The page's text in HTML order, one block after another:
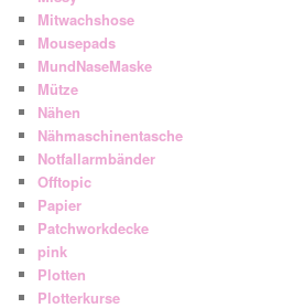
Mitwachshose
Mousepads
MundNaseMaske
Mütze
Nähen
Nähmaschinentasche
Notfallarmbänder
Offtopic
Papier
Patchworkdecke
pink
Plotten
Plotterkurse